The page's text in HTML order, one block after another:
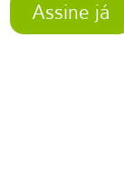
Assine já